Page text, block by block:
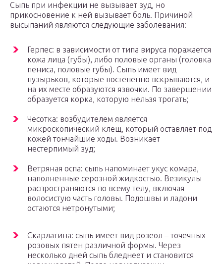
Сыпь при инфекции не вызывает зуд, но
прикосновение к ней вызывает боль. Причиной
высыпаний являются следующие заболевания:
Герпес: в зависимости от типа вируса поражается
кожа лица (губы), либо половые органы (головка
пениса, половые губы). Сыпь имеет вид
пузырьков, которые постепенно вскрываются, и
на их месте образуются язвочки. По завершении
образуется корка, которую нельзя трогать;
Чесотка: возбудителем является
микроскопический клещ, который оставляет под
кожей тончайшие ходы. Возникает
нестерпимый зуд;
Ветряная оспа: сыпь напоминает укус комара,
наполненные серозной жидкостью. Везикулы
распространяются по всему телу, включая
волосистую часть головы. Подошвы и ладони
остаются нетронутыми;
Скарлатина: сыпь имеет вид розеол – точечных
розовых пятен различной формы. Через
несколько дней сыпь бледнеет и становится